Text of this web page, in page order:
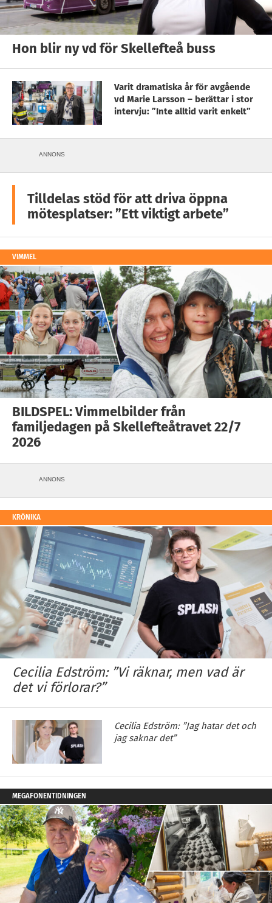
Hon blir ny vd för Skellefteå buss
Varit dramatiska år för avgående
vd Marie Larsson – berättar i stor
intervju: ”Inte alltid varit enkelt”
ANNONS
Tilldelas stöd för att driva öppna
mötesplatser: ”Ett viktigt arbete”
VIMMEL
BILDSPEL: Vimmelbilder från
familjedagen på Skellefteåtravet 22/7
2026
ANNONS
KRÖNIKA
Cecilia Edström: ”Vi räknar, men vad är
det vi förlorar?”
Cecilia Edström: ”Jag hatar det och
jag saknar det”
MEGAFONENTIDNINGEN